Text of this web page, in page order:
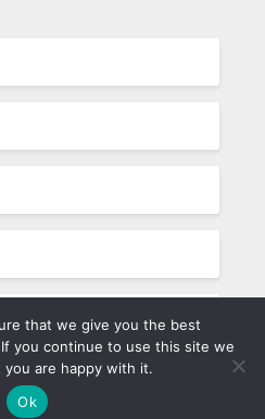
| Powered by
that we give you the best
you continue to use this site we
you are happy with it.
Ok